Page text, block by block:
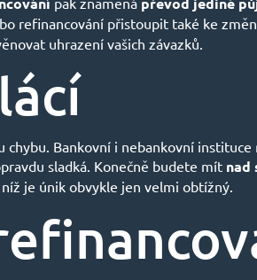
refinancování přistoupit také ke
uhrazení vašich závazků.
chybu. Bankovní i nebankovní
sladká. Konečně budete mít nad
níž je únik obvykle jen velmi obtížný.